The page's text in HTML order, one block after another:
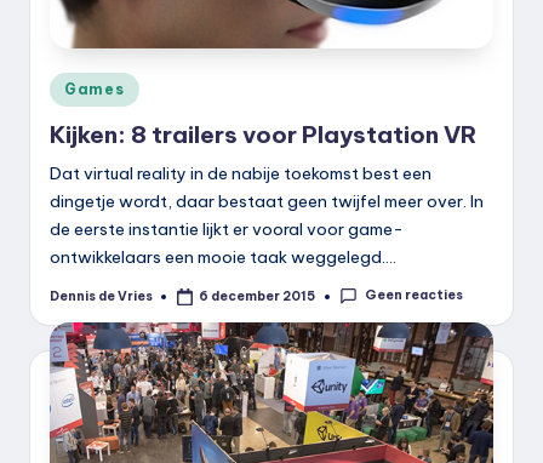
Geplaatst
in
Games
Kijken: 8 trailers voor Playstation VR
Dat virtual reality in de nabije toekomst best een
dingetje wordt, daar bestaat geen twijfel meer over. In
de eerste instantie lijkt er vooral voor game-
ontwikkelaars een mooie taak weggelegd.…
Geplaatst
Dennis de Vries 6 december 2015 Geen reacties